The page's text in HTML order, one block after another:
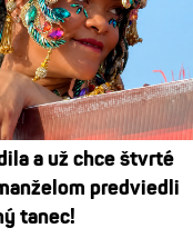
a už chce štvrté
predviedli
tanec!